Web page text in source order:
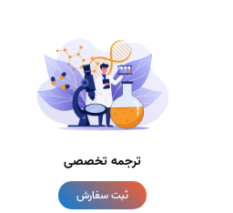
ترجمه تخصصی
ثبت سفارش